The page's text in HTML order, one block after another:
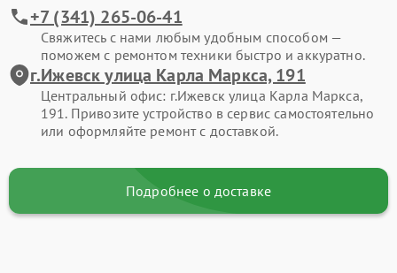
+7 (341) 265-06-41
Свяжитесь с нами любым удобным способом —
поможем с ремонтом техники быстро и аккуратно.
г.Ижевск улица Карла Маркса, 191
Центральный офис: г.Ижевск улица Карла Маркса,
191. Привозите устройство в сервис самостоятельно
или оформляйте ремонт с доставкой.
Подробнее о доставке